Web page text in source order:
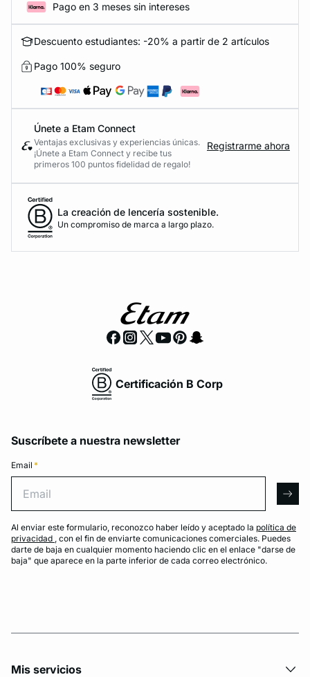
Pago en 3 meses sin intereses
Descuento estudiantes: -20% a partir de 2 artículos
Pago 100% seguro
Únete a Etam Connect
Ventajas exclusivas y experiencias únicas.
¡Únete a Etam Connect y recibe tus
primeros 100 puntos fidelidad de regalo!
Registrarme ahora
La creación de lencería sostenible.
Un compromiso de marca a largo plazo.
Certificación B Corp
Suscríbete a nuestra newsletter
Email *
Al enviar este formulario, reconozco haber leído y aceptado la política de
privacidad , con el fin de enviarte comunicaciones comerciales. Puedes
darte de baja en cualquier momento haciendo clic en el enlace "darse de
baja" que aparece en la parte inferior de cada correo electrónico.
Mis servicios